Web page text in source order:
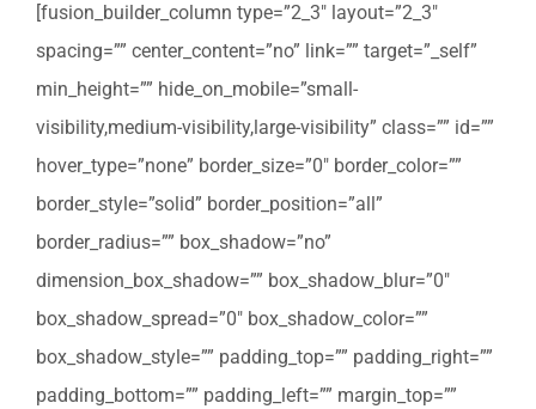
[fusion_builder_column type=”2_3″ layout=”2_3″
spacing=”” center_content=”no” link=”” target=”_self”
min_height=”” hide_on_mobile=”small-
visibility,medium-visibility,large-visibility” class=”” id=””
hover_type=”none” border_size=”0″ border_color=””
border_style=”solid” border_position=”all”
border_radius=”” box_shadow=”no”
dimension_box_shadow=”” box_shadow_blur=”0″
box_shadow_spread=”0″ box_shadow_color=””
box_shadow_style=”” padding_top=”” padding_right=””
padding_bottom=”” padding_left=”” margin_top=””